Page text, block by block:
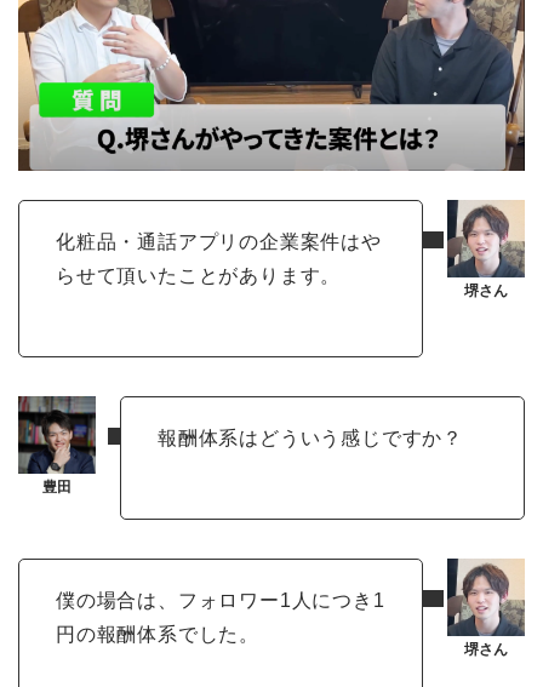
化粧品・通話アプリの企業案件はや
らせて頂いたことがあります。
報酬体系はどういう感じですか？
僕の場合は、フォロワー1人につき1
円の報酬体系でした。